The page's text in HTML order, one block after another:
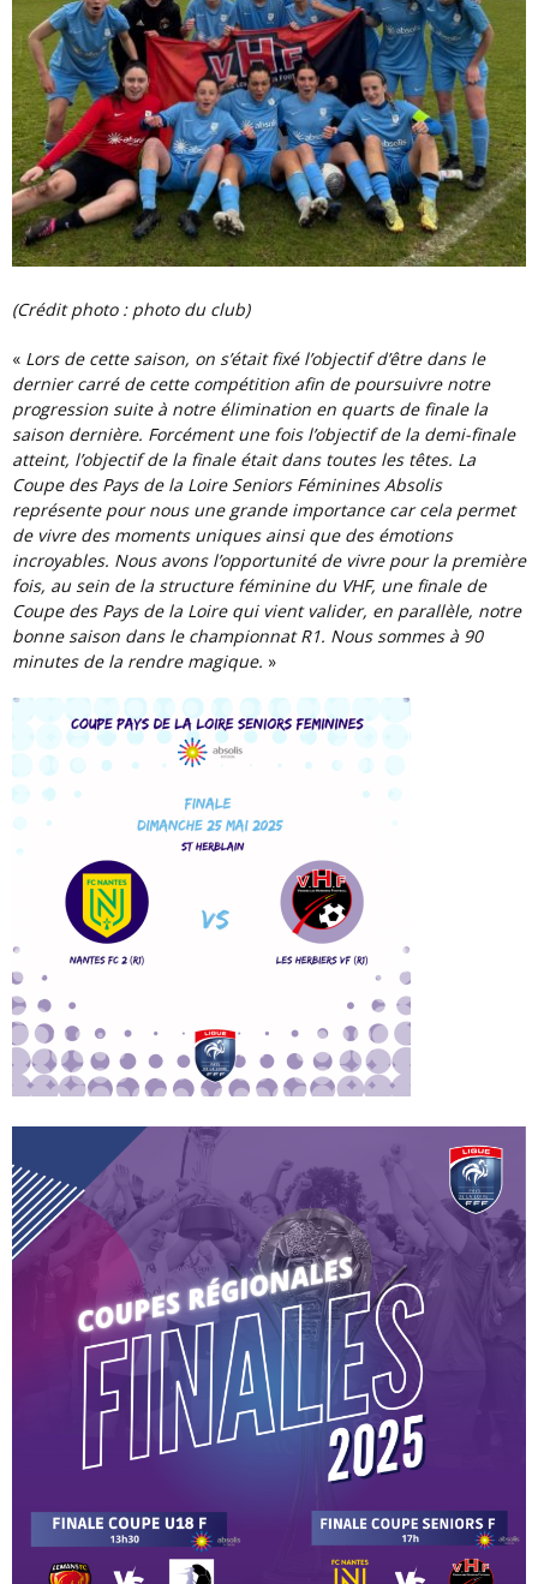
(Crédit photo : photo du club)
« Lors de cette saison, on s’était fixé l’objectif d’être dans le
dernier carré de cette compétition afin de poursuivre notre
progression suite à notre élimination en quarts de finale la
saison dernière. Forcément une fois l’objectif de la demi-finale
atteint, l’objectif de la finale était dans toutes les têtes. La
Coupe des Pays de la Loire Seniors Féminines Absolis
représente pour nous une grande importance car cela permet
de vivre des moments uniques ainsi que des émotions
incroyables. Nous avons l’opportunité de vivre pour la première
fois, au sein de la structure féminine du VHF, une finale de
Coupe des Pays de la Loire qui vient valider, en parallèle, notre
bonne saison dans le championnat R1. Nous sommes à 90
minutes de la rendre magique. »